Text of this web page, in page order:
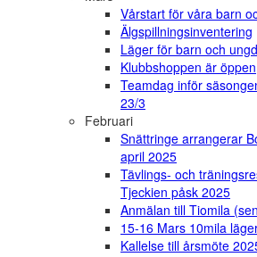
Vårstart för våra barn
Älgspillningsinventering
Läger för barn och
Klubbshoppen är öppen
Teamdag inför
23/3
Februari
Snättringe arrangerar
april 2025
Tävlings- och
Tjeckien påsk 2025
Anmälan till Tiomila
15-16 Mars 10mila
Kallelse till årsmöte